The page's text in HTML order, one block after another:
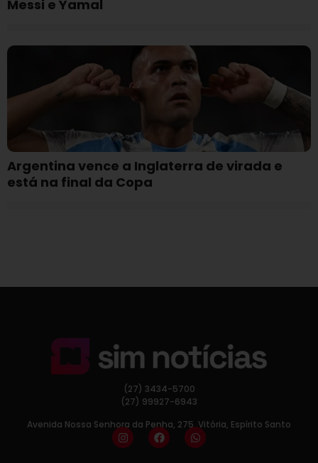
Messi e Yamal
Argentina vence a Inglaterra de virada e
está na final da Copa
(27) 3434-5700
(27) 99927-6943
Avenida Nossa Senhora da Penha, 275, Vitória, Espírito Santo